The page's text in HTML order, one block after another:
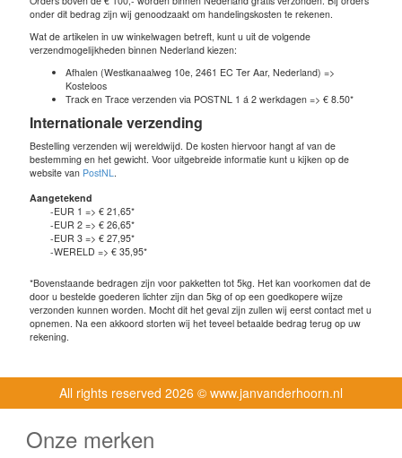
onder dit bedrag zijn wij genoodzaakt om handelingskosten te rekenen.
Wat de artikelen in uw winkelwagen betreft, kunt u uit de volgende
verzendmogelijkheden binnen Nederland kiezen:
Afhalen (Westkanaalweg 10e, 2461 EC Ter Aar, Nederland) =>
Kosteloos
Track en Trace verzenden via POSTNL 1 á 2 werkdagen => € 8.50*
Internationale verzending
Bestelling verzenden wij wereldwijd. De kosten hiervoor hangt af van de
bestemming en het gewicht. Voor uitgebreide informatie kunt u kijken op de
website van PostNL
Aangetekend
-EUR 1 => € 21,65*
-EUR 2 => € 26,65*
-EUR 3 => € 27,95*
-WERELD => € 35,95*
*Bovenstaande bedragen zijn voor pakketten tot 5kg. Het kan voorkomen dat de
door u bestelde goederen lichter zijn dan 5kg of op een goedkopere wijze
verzonden kunnen worden. Mocht dit het geval zijn zullen wij eerst contact met u
opnemen. Na een akkoord storten wij het teveel betaalde bedrag terug op uw
rekening.
All rights reserved 2026 © www.janvanderhoorn.nl
Onze merken